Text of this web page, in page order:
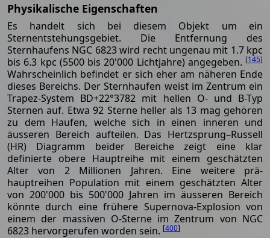
Physikalische Eigenschaften
Es handelt sich bei diesem Objekt um ein
Sternentstehungsgebiet. Die Entfernung des
Sternhaufens NGC 6823 wird recht ungenau mit 1.7 kpc
bis 6.3 kpc (5500 bis 20'000 Lichtjahre) angegeben. [145]
Wahrscheinlich befindet er sich eher am näheren Ende
dieses Bereichs. Der Sternhaufen weist im Zentrum ein
Trapez-System BD+22°3782 mit hellen O- und B-Typ
Sternen auf. Etwa 92 Sterne heller als 13 mag gehören
zu dem Haufen, welche sich in einen inneren und
äusseren Bereich aufteilen. Das Hertzsprung–Russell
(HR) Diagramm beider Bereiche zeigt eine klar
definierte obere Hauptreihe mit einem geschätzten
Alter von 2 Millionen Jahren. Eine weitere prä-
hauptreihen Population mit einem geschätzten Alter
von 200'000 bis 500'000 Jahren im äusseren Bereich
könnte durch eine frühere Supernova-Explosion von
einem der massiven O-Sterne im Zentrum von NGC
6823 hervorgerufen worden sein. [400]